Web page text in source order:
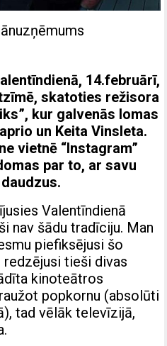
14.februārī,
skatoties režisora
kur galvenās lomas
un Keita Vinsleta.
vietnē “Instagram”
par to, ar savu
Valentīndienā
nav šādu tradīciju. Man
piefiksējusi šo
tieši divas
kinoteātros
popkornu (absolūti
tad vēlāk televīzijā,